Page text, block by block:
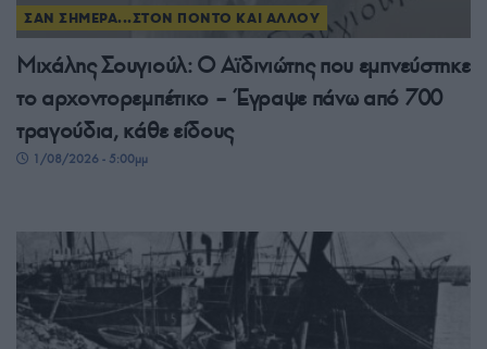
ΣΑΝ ΣΗΜΕΡΑ...ΣΤΟΝ ΠΟΝΤΟ ΚΑΙ ΑΛΛΟΥ
Μιχάλης Σουγιούλ: Ο Αϊδινιώτης που εμπνεύστηκε
το αρχοντορεμπέτικο – Έγραψε πάνω από 700
τραγούδια, κάθε είδους
1/08/2026 - 5:00μμ